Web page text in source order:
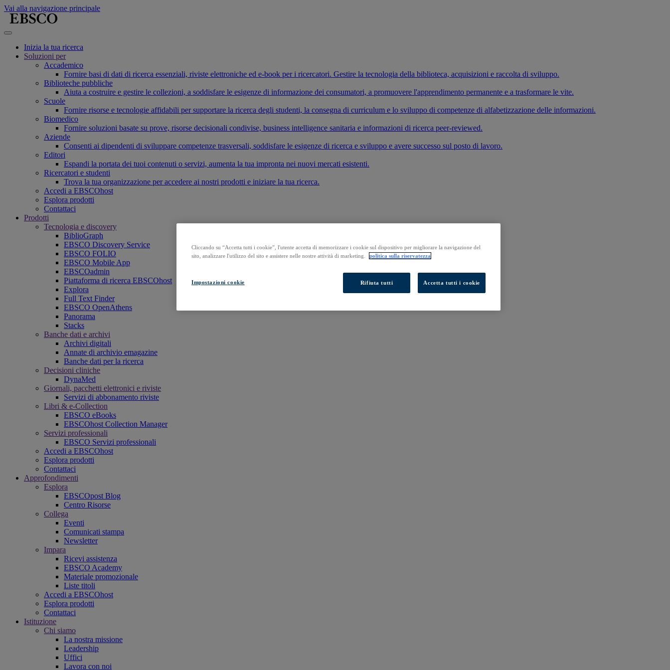
Vai alla navigazione principale
Inizia la tua ricerca
Soluzioni per
Accademico
Fornire basi di dati di ricerca essenziali, riviste elettroniche ed e-book per i ricercatori. Gestire la tecnologia della biblioteca, acquisizioni e raccolta di sviluppo.
Biblioteche pubbliche
Aiuta a costruire e gestire le collezioni, a soddisfare le esigenze di informazione dei consumatori, a promuovere l'apprendimento permanente e a trasformare le vite.
Scuole
Fornire risorse e tecnologie affidabili per supportare la ricerca degli studenti, la consegna di curriculum e lo sviluppo di competenze di alfabetizzazione delle informazioni.
Biomedico
Fornire soluzioni basate su prove, risorse decisionali condivise, business intelligence sanitaria e informazioni di ricerca peer-reviewed.
Aziende
Consenti ai dipendenti di sviluppare competenze trasversali, soddisfare le esigenze di ricerca e sviluppo e avere successo sul posto di lavoro.
Editori
Espandi la portata dei tuoi contenuti o servizi, aumenta la tua impronta nei nuovi mercati esistenti.
Ricercatori e studenti
Trova la tua organizzazione per accedere ai nostri prodotti e iniziare la tua ricerca.
Accedi a EBSCOhost
Esplora prodotti
Contattaci
Prodotti
Tecnologia e discovery
BiblioGraph
EBSCO Discovery Service
EBSCO FOLIO
EBSCO Mobile App
EBSCOadmin
Piattaforma di ricerca EBSCOhost
Explora
Full Text Finder
EBSCO OpenAthens
Panorama
Stacks
Banche dati e archivi
Archivi digitali
Annate di archivio emagazine
Banche dati per la ricerca
Decisioni cliniche
DynaMed
Giornali, pacchetti elettronici e riviste
Servizi di abbonamento riviste
Libri & e-Collection
EBSCO eBooks
EBSCOhost Collection Manager
Servizi professionali
EBSCO Servizi professionali
Accedi a EBSCOhost
Esplora prodotti
Contattaci
Approfondimenti
Esplora
EBSCOpost Blog
Centro Risorse
Collega
Eventi
Comunicati stampa
Newsletter
Impara
Ricevi assistenza
EBSCO Academy
Materiale promozionale
Liste titoli
Accedi a EBSCOhost
Esplora prodotti
Contattaci
Istituzione
Chi siamo
La nostra missione
Leadership
Uffici
Lavora con noi
Cliccando su “Accetta tutti i cookie”, l'utente accetta di memorizzare i cookie sul dispositivo per migliorare la navigazione del
sito, analizzare l'utilizzo del sito e assistere nelle nostre attività di marketing.
politica sulla riservatezza
Impostazioni cookie Rifiuta tutti Accetta tutti i cookie